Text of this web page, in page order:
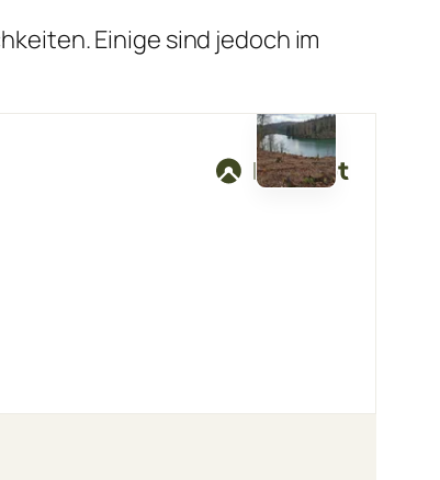
Einige sind jedoch im